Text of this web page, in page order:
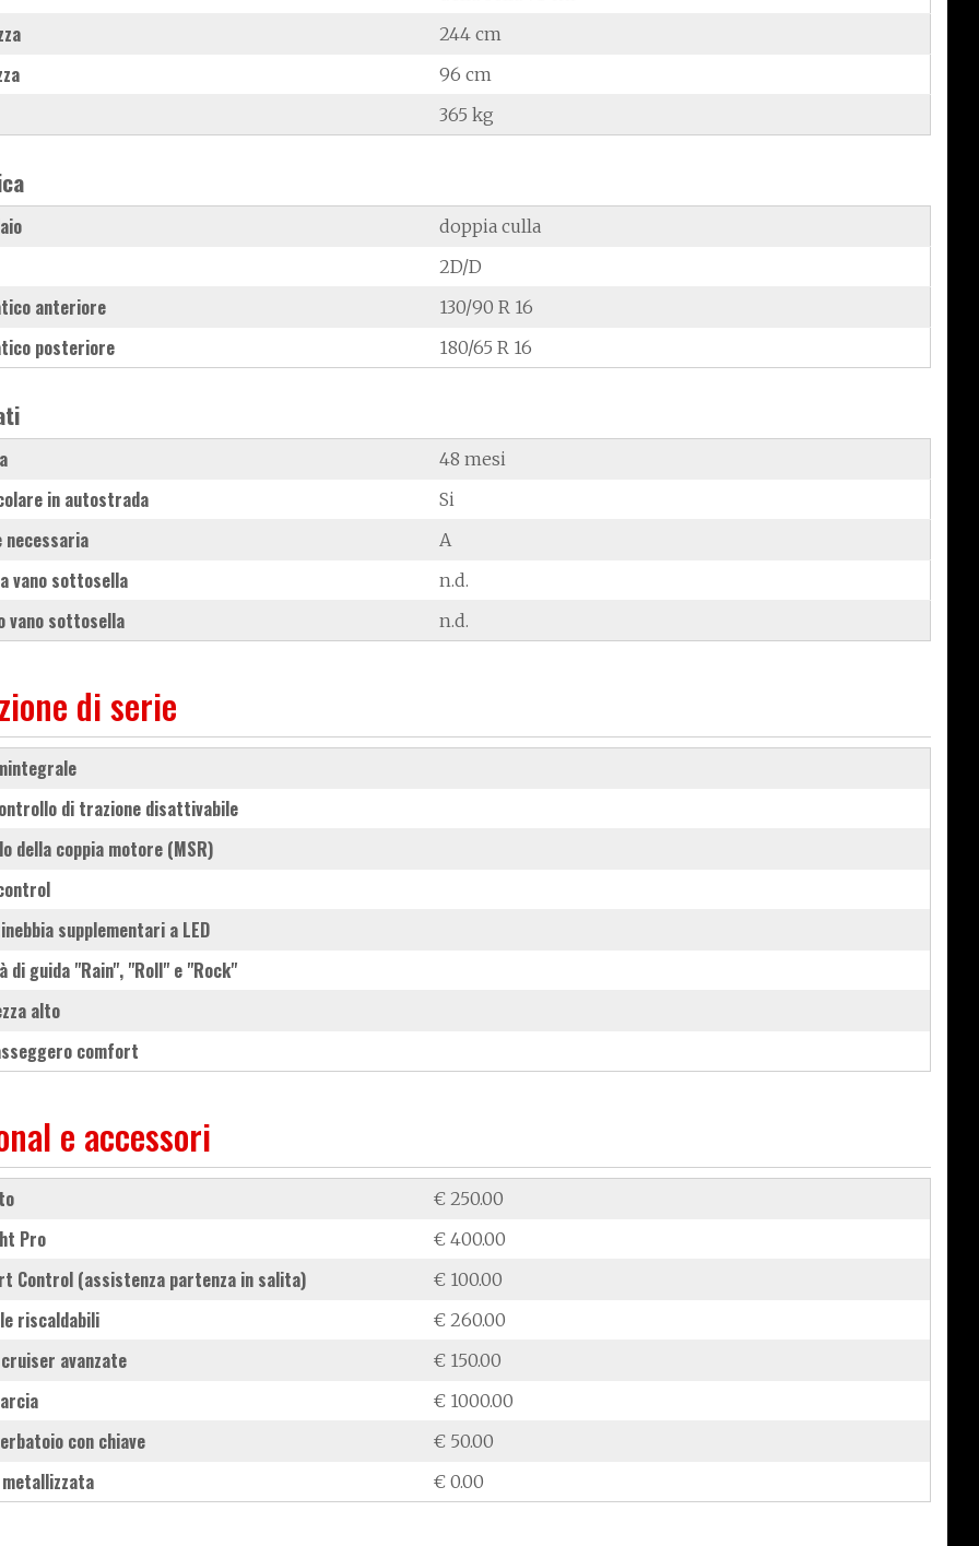
244 cm
96 cm
365 kg
doppia culla
2D/D
anteriore 130/90 R 16
posteriore 180/65 R 16
48 mesi
in autostrada Si
necessaria A
vano sottosella n.d.
vano sottosella n.d.
di serie
di trazione disattivabile
della coppia motore (MSR)
supplementari a LED
di guida "Rain", "Roll" e "Rock"
alto
comfort
e accessori
€ 250.00
Pro € 400.00
Control (assistenza partenza in salita) € 100.00
riscaldabili € 260.00
cruiser avanzate € 150.00
€ 1000.00
con chiave € 50.00
metallizzata € 0.00